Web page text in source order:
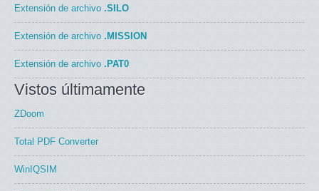
Extensión de archivo .SILO
Extensión de archivo .MISSION
Extensión de archivo .PAT0
Vistos últimamente
ZDoom
Total PDF Converter
WinIQSIM